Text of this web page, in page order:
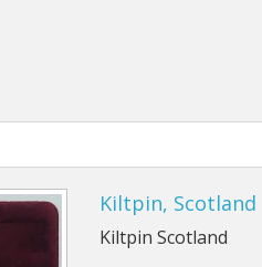
Kiltpin, Scotland
Kiltpin Scotland